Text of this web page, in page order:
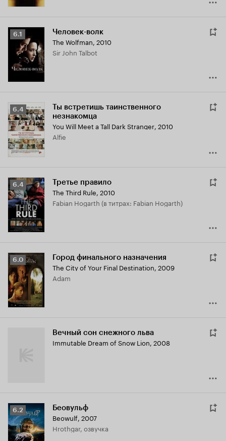
Рейтинг
Кинопоиска
6.1
6.1 Человек-волк
The Wolfman, 2010
Sir John Talbot
Рейтинг
Кинопоиска
6.4
6.4
Ты встретишь таинственного
незнакомца
You Will Meet a Tall Dark Stranger, 2010
Alfie
Рейтинг
Кинопоиска
6.4
6.4 Третье правило
The Third Rule, 2010
Fabian Hogarth (в титрах: Fabian Hogarth)
Рейтинг
Кинопоиска
6.0
6.0 Город финального назначения
The City of Your Final Destination, 2009
Adam
Вечный сон снежного льва
Immutable Dream of Snow Lion, 2008
Рейтинг
Кинопоиска
6.2
6.2 Беовульф
Beowulf, 2007
Hrothgar, озвучка